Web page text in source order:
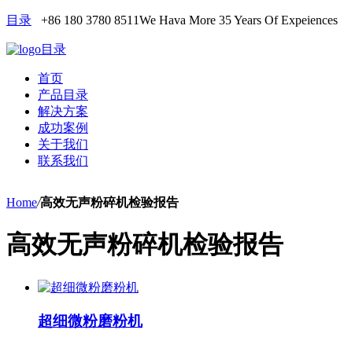
目录 +86 180 3780 8511We Hava More 35 Years Of Expeiences
目录
首页
产品目录
解决方案
成功案例
关于我们
联系我们
Home/高效无声粉碎机检验报告
高效无声粉碎机检验报告
超细微粉磨粉机